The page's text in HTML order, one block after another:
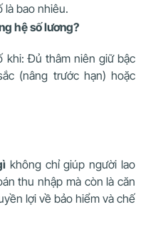
là bao nhiêu.
hệ số lương?
khi: Đủ thâm niên giữ bậc
(nâng trước hạn) hoặc
không chỉ giúp người lao
thu nhập mà còn là căn
lợi về bảo hiểm và chế